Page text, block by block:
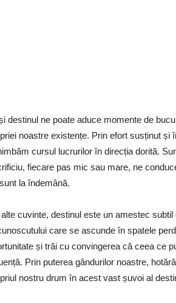
destinul ne poate aduce momente de
noastre existențe. Prin efort susținut
cursul lucrurilor în direcția dorită.
fiecare pas mic sau mare, ne
la îndemână.
cuvinte, destinul este un amestec
care se ascunde în spatele
și trăi cu convingerea că ceea ce
Prin puterea gândurilor noastre,
nostru drum în acest vast șuvoi al